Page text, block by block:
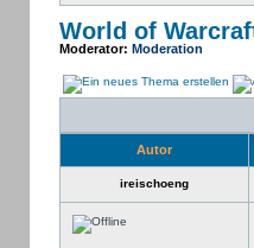
World of
Moderator: Moderation
Autor
ireischoeng